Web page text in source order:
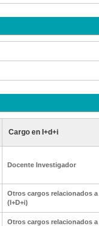
Cargo en I+d+i
Docente Investigador
Otros cargos relacionados a
(I+D+i)
Otros cargos relacionados a